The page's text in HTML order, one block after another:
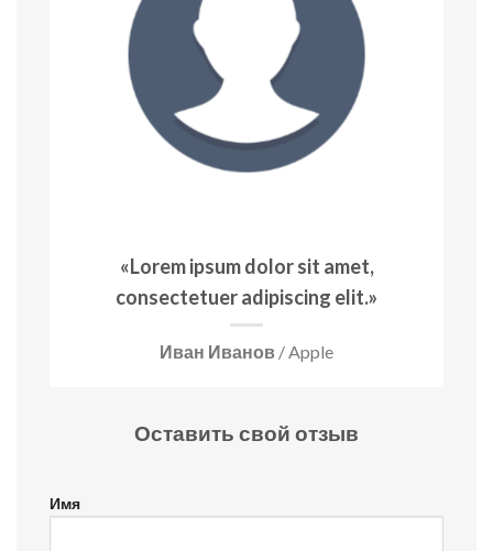
«Lorem ipsum dolor sit amet,
consectetuer adipiscing elit.»
Иван Иванов / Apple
Оставить свой отзыв
Имя